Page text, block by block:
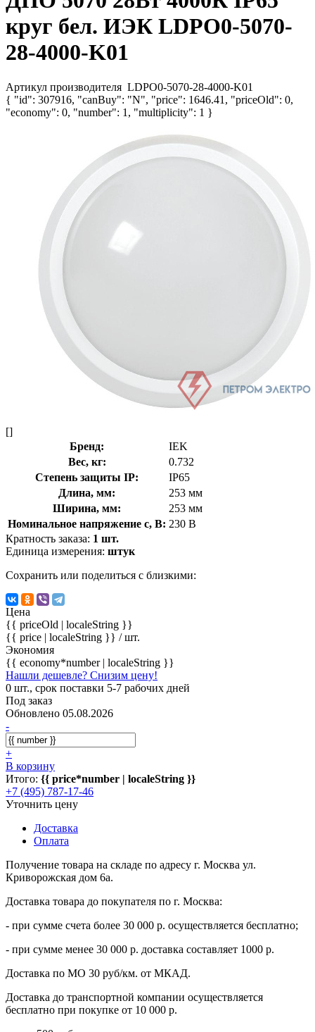
круг бел. ИЭК LDPO0-5070-
28-4000-K01
Артикул производителя LDPO0-5070-28-4000-K01
{ "id": 307916, "canBuy": "N", "price": 1646.41, "priceOld": 0,
"economy": 0, "number": 1, "multiplicity": 1 }
[]
Бренд:
IEK
Вес, кг:
0.732
Степень защиты IP:
IP65
Длина, мм:
253 мм
Ширина, мм:
253 мм
Номинальное напряжение с, В: 230 В
Кратность заказа: 1 шт.
Единица измерения: штук
Сохранить или поделиться с близкими:
Цена
{{ priceOld | localeString }}
{{ price | localeString }} / шт.
Экономия
{{ economy*number | localeString }}
Нашли дешевле? Снизим цену!
0 шт., срок поставки 5-7 рабочих дней
Под заказ
Обновлено 05.08.2026
-
+
В корзину
Итого: {{ price*number | localeString }}
+7 (495) 787-17-46
Уточнить цену
Доставка
Оплата
Получение товара на складе по адресу г. Москва ул.
Криворожская дом 6а.
Доставка товара до покупателя по г. Москва:
- при сумме счета более 30 000 р. осуществляется бесплатно;
- при сумме менее 30 000 р. доставка составляет 1000 р.
Доставка по МО 30 руб/км. от МКАД.
Доставка до транспортной компании осуществляется
бесплатно при покупке от 10 000 р.